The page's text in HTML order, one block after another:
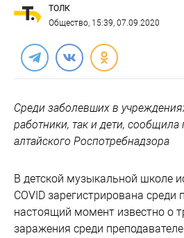
ТОЛК
Общество, 15:39, 07.09.2020
Среди заболевших в
работники, так и дети, сообщила
алтайского Роспотребнадзора
В детской музыкальной школе
COVID зарегистрирована среди
настоящий момент известно о
заражения среди